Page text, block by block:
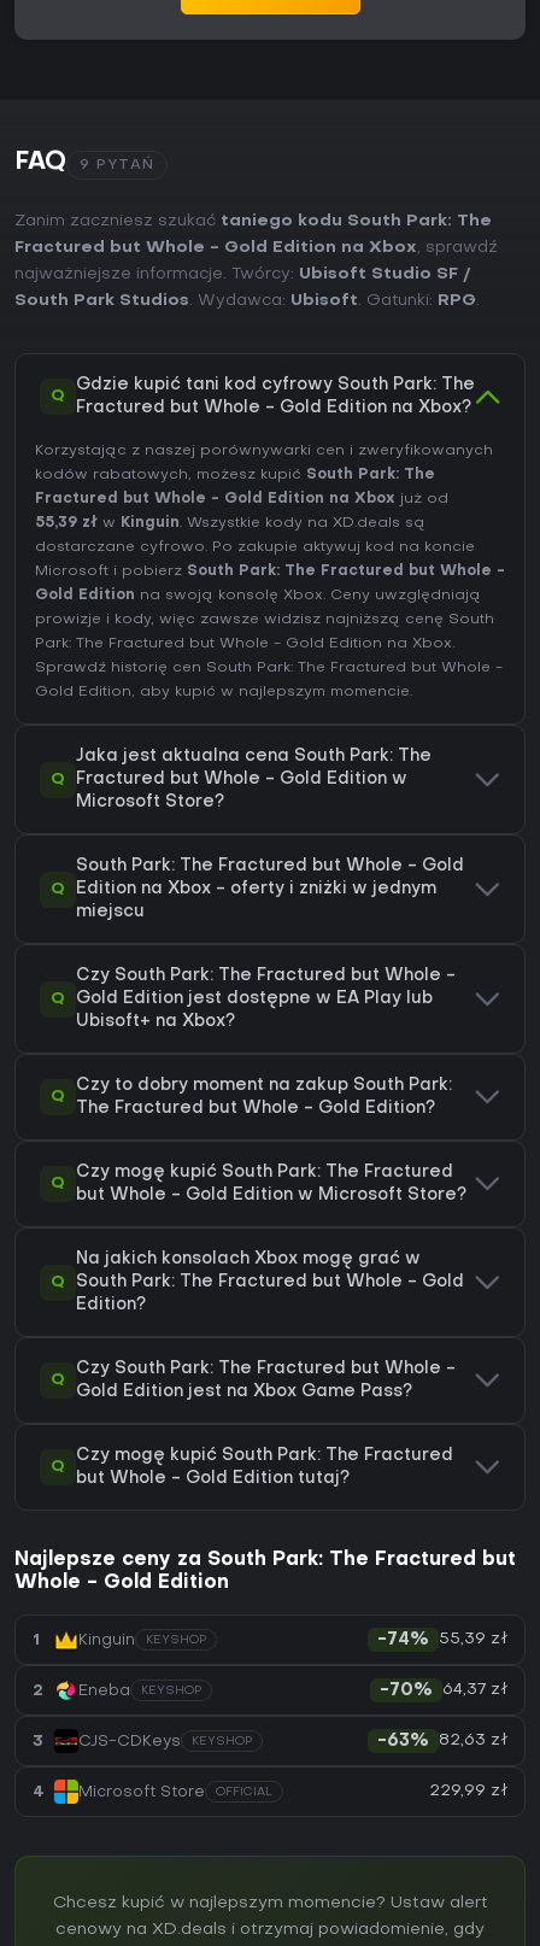
FAQ 9 PYTAŃ
Zanim zaczniesz szukać taniego kodu South Park: The
Fractured but Whole - Gold Edition na Xbox, sprawdź
najważniejsze informacje. Twórcy: Ubisoft Studio SF /
South Park Studios. Wydawca: Ubisoft. Gatunki: RPG.
Q
Gdzie kupić tani kod cyfrowy South Park: The
Fractured but Whole - Gold Edition na Xbox?
Korzystając z naszej porównywarki cen i zweryfikowanych
kodów rabatowych, możesz kupić South Park: The
Fractured but Whole - Gold Edition na Xbox już od
55,39 zł w Kinguin. Wszystkie kody na XD.deals są
dostarczane cyfrowo. Po zakupie aktywuj kod na koncie
Microsoft i pobierz South Park: The Fractured but Whole -
Gold Edition na swoją konsolę Xbox. Ceny uwzględniają
prowizje i kody, więc zawsze widzisz najniższą cenę South
Park: The Fractured but Whole - Gold Edition na Xbox.
Sprawdź historię cen South Park: The Fractured but Whole -
Gold Edition, aby kupić w najlepszym momencie.
Q
Jaka jest aktualna cena South Park: The
Fractured but Whole - Gold Edition w
Microsoft Store?
Q
South Park: The Fractured but Whole - Gold
Edition na Xbox - oferty i zniżki w jednym
miejscu
Q
Czy South Park: The Fractured but Whole -
Gold Edition jest dostępne w EA Play lub
Ubisoft+ na Xbox?
Q
Czy to dobry moment na zakup South Park:
The Fractured but Whole - Gold Edition?
Q
Czy mogę kupić South Park: The Fractured
but Whole - Gold Edition w Microsoft Store?
Q
Na jakich konsolach Xbox mogę grać w
South Park: The Fractured but Whole - Gold
Edition?
Q
Czy South Park: The Fractured but Whole -
Gold Edition jest na Xbox Game Pass?
Q
Czy mogę kupić South Park: The Fractured
but Whole - Gold Edition tutaj?
Najlepsze ceny za South Park: The Fractured but
Whole - Gold Edition
1 Kinguin KEYSHOP -74% 55,39 zł
2 Eneba KEYSHOP -70% 64,37 zł
3 CJS-CDKeys KEYSHOP -63% 82,63 zł
4 Microsoft Store OFFICIAL 229,99 zł
Chcesz kupić w najlepszym momencie? Ustaw alert
cenowy na XD.deals i otrzymaj powiadomienie, gdy